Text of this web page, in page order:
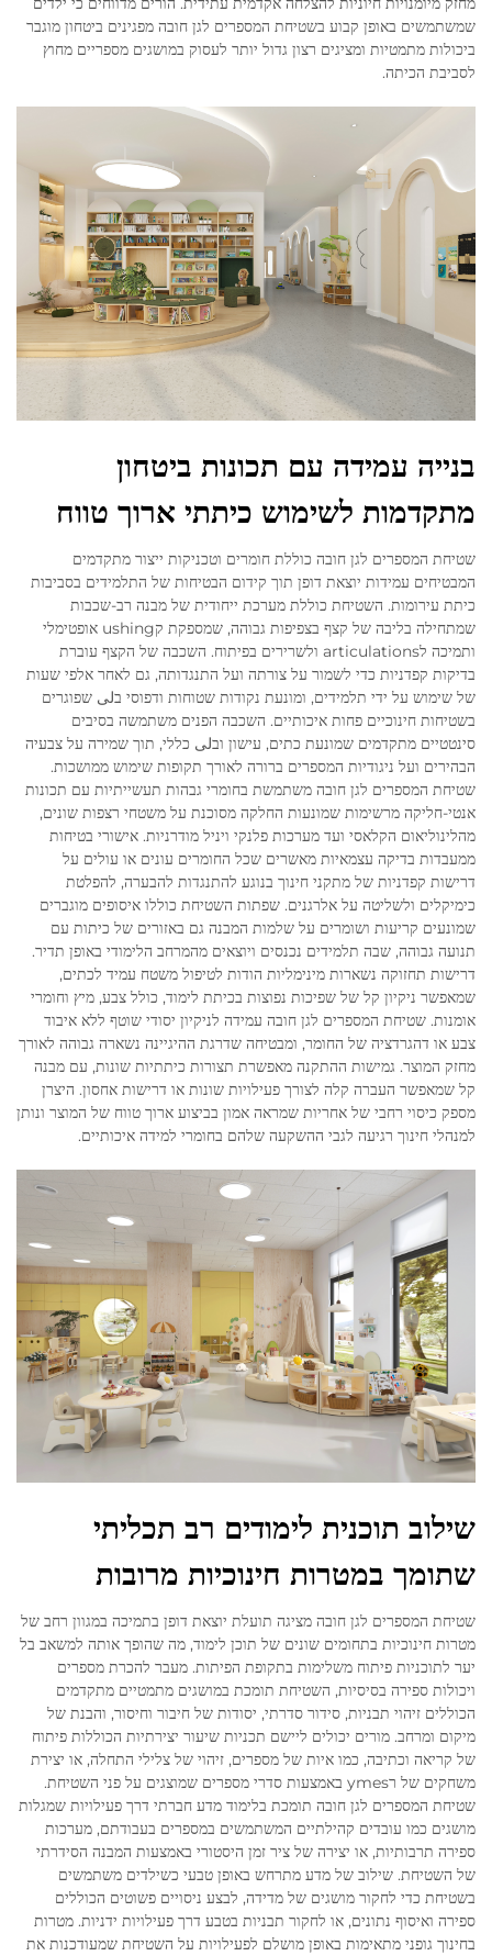
שמשתמשים באופן קבוע בשטיחת המספרים לגן חובה מפגינים ביטחון מוגבר
ביכולות מתמטיות ומציגים רצון גדול יותר לעסוק במושגים מספריים מחוץ
לסביבת הכיתה.
בנייה עמידה עם תכונות ביטחון
מתקדמות לשימוש כיתתי ארוך טווח
שטיחת המספרים לגן חובה כוללת חומרים וטכניקות ייצור מתקדמים
המבטיחים עמידות יוצאת דופן תוך קידום הבטיחות של התלמידים בסביבות
כיתת עירומות. השטיחת כוללת מערכת ייחודית של מבנה רב-שכבות
שמתחילה בליבה של קצף בצפיפות גבוהה, שמספקת קushing אופטימלי
ותמיכה לarticulations ולשרירים בפיתוח. השכבה של הקצף עוברת
בדיקות קפדניות כדי לשמור על צורתה ועל התנגדותה, גם לאחר אלפי שעות
של שימוש על ידי תלמידים, ומונעת נקודות שטוחות ודפוסי בلى שפוגרים
בשטיחות חינוכיים פחות איכותיים. השכבה הפנים משתמשה בסיבים
סינטטיים מתקדמים שמונעת כתים, עישון ובلى כללי, תוך שמירה על צבעיה
הבהירים ועל ניגודיות המספרים ברורה לאורך תקופות שימוש ממושכות.
שטיחת המספרים לגן חובה משתמשת בחומרי גבהות תעשייתיות עם תכונות
אנטי-חליקה מרשימות שמונעות החלקה מסוכנת על משטחי רצפות שונים,
מהלינוליאום הקלאסי ועד מערכות פלנקי ויניל מודרניות. אישורי בטיחות
ממעבדות בדיקה עצמאיות מאשרים שכל החומרים עונים או עולים על
דרישות קפדניות של מתקני חינוך בנוגע להתנגדות להבערה, להפלטת
כימיקלים ולשליטה על אלרגנים. שפתות השטיחת כוללו איסופים מוגברים
שמונעים קריעות ושומרים על שלמות המבנה גם באזורים של כיתות עם
תנועה גבוהה, שבה תלמידים נכנסים ויוצאים מהמרחב הלימודי באופן תדיר.
דרישות תחזוקה נשארות מינימליות הודות לטיפול משטח עמיד לכתים,
שמאפשר ניקיון קל של שפיכות נפוצות בכיתת לימוד, כולל צבע, מיץ וחומרי
אומנות. שטיחת המספרים לגן חובה עמידה לניקיון יסודי שוטף ללא איבוד
צבע או דהגרדציה של החומר, ומבטיחה שדרגת ההיגיינה נשארה גבוהה לאורך
מחזק המוצר. גמישות ההתקנה מאפשרת תצורות כיתתיות שונות, עם מבנה
קל שמאפשר העברה קלה לצורך פעילויות שונות או דרישות אחסון. היצרן
מספק כיסוי רחבי של אחריות שמראה אמון בביצוע ארוך טווח של המוצר ונותן
למנהלי חינוך רגיעה לגבי ההשקעה שלהם בחומרי למידה איכותיים.
שילוב תוכנית לימודים רב תכליתי
שתומך במטרות חינוכיות מרובות
שטיחת המספרים לגן חובה מציגה תועלת יוצאת דופן בתמיכה במגוון רחב של
מטרות חינוכיות בתחומים שונים של תוכן לימוד, מה שהופך אותה למשאב בל
יער לתוכניות פיתוח משלימות בתקופת הפיתות. מעבר להכרת מספרים
ויכולות ספירה בסיסיות, השטיחת תומכת במושגים מתמטיים מתקדמים
הכוללים זיהוי תבניות, סידור סדרתי, יסודות של חיבור וחיסור, והבנת של
מיקום ומרחב. מורים יכולים ליישם תכניות שיעור יצירתיות הכוללות פיתוח
של קריאה וכתיבה, כמו איות של מספרים, זיהוי של צלילי התחלה, או יצירת
משחקים של רymes באמצעות סדרי מספרים שמוצגים על פני השטיחת.
שטיחת המספרים לגן חובה תומכת בלימוד מדע חברתי דרך פעילויות שמגלות
מושגים כמו עובדים קהילתיים המשתמשים במספרים בעבודתם, מערכות
ספירה תרבותיות, או יצירה של ציר זמן היסטורי באמצעות המבנה הסידרתי
של השטיחת. שילוב של מדע מתרחש באופן טבעי כשילדים משתמשים
בשטיחת כדי לחקור מושגים של מדידה, לבצע ניסויים פשוטים הכוללים
ספירה ואיסוף נתונים, או לחקור תבניות בטבע דרך פעילויות ידניות. מטרות
בחינוך גופני מתאימות באופן מושלם לפעילויות על השטיחת שמעודכנות את